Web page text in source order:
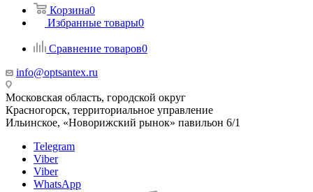
Корзина0
Избранные товары0
Сравнение товаров0
info@optsantex.ru
Московская область, городской округ
Красногорск, территориальное управление
Ильинское, «Новорижский рынок» павильон 6/1
Telegram
Viber
Viber
WhatsApp